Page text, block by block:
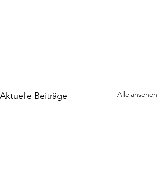
Aktuelle Beiträge Alle ansehen